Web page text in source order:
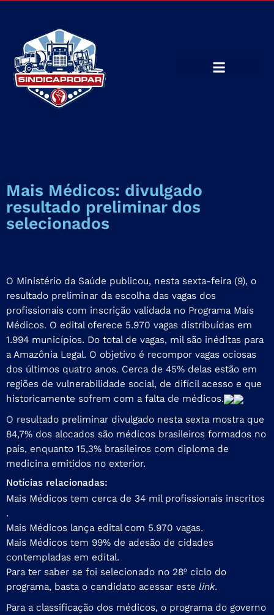
Mais Médicos: divulgado
resultado preliminar dos
selecionados
O Ministério da Saúde publicou, nesta sexta-feira (9), o
resultado preliminar da escolha das vagas dos
profissionais com inscrição validada no Programa Mais
Médicos. O edital oferece 5.970 vagas distribuídas em
1.994 municípios. Do total de vagas, mil são inéditas para
a Amazônia Legal. O objetivo é recompor vagas ociosas
dos últimos quatro anos. Cerca de 45% delas estão em
regiões de vulnerabilidade social, de difícil acesso e que
historicamente sofrem com a falta de médicos.
O resultado preliminar divulgado nesta sexta mostra que
84,7% dos alocados são médicos brasileiros formados no
país, enquanto 15,3% brasileiros com diploma de
medicina emitidos no exterior.
Notícias relacionadas:
Mais Médicos tem cerca de 34 mil profissionais inscritos
.
Mais Médicos lança edital com 5.970 vagas.
Mais Médicos tem 99% de adesão de cidades
contempladas em edital.
Para ter saber se foi selecionado no 28º ciclo do
programa, basta o candidato acessar este link.
Para a classificação dos médicos, o programa do governo